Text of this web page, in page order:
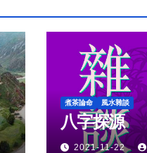
煮茶論命 風水雜談
八字探源
2021-11-22